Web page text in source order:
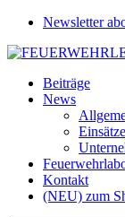
Newsletter
Beiträge
News
Einsätze
Kontakt
(NEU) zum